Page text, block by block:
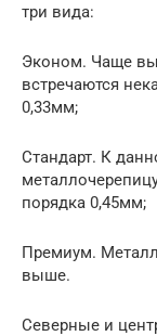
три вида:
Эконом. Чаще
встречаются
0,33мм;
Стандарт. К
порядка 0,45мм;
Премиум.
выше.
Северные и